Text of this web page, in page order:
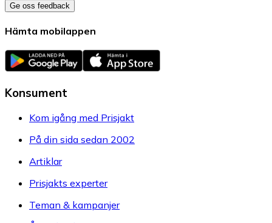
Ge oss feedback
Hämta mobilappen
Konsument
Kom igång med Prisjakt
På din sida sedan 2002
Artiklar
Prisjakts experter
Teman & kampanjer